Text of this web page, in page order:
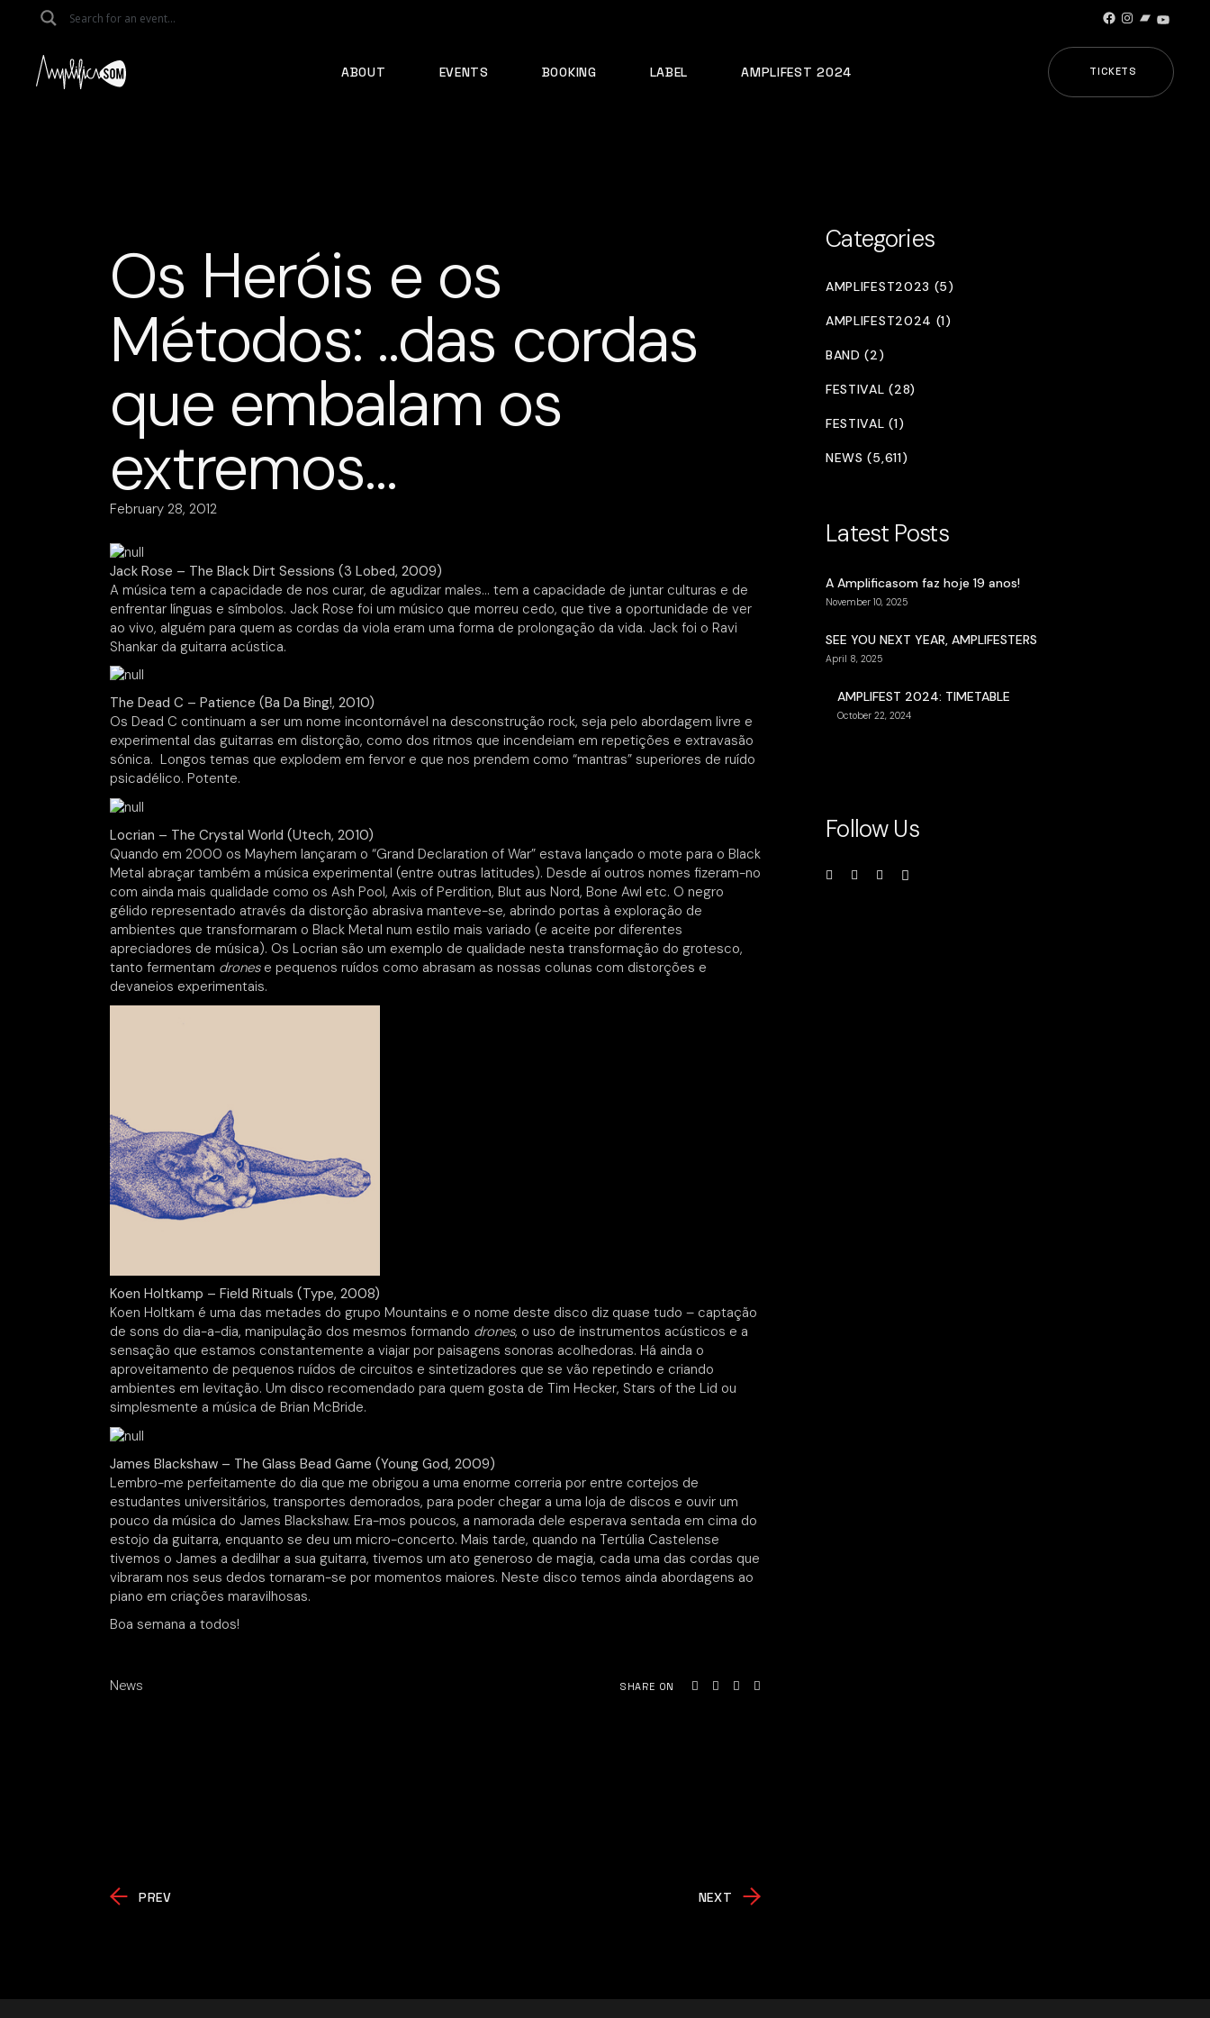
Facebook
Instagram
Bandcamp
ABOUT EVENTS BOOKING LABEL AMPLIFEST 2024 TICKETS
Os Heróis e os
Métodos: ..das cordas
que embalam os
extremos…
February 28, 2012
Jack Rose – The Black Dirt Sessions (3 Lobed, 2009)
A música tem a capacidade de nos curar, de agudizar males… tem a capacidade de juntar culturas e de
enfrentar línguas e símbolos. Jack Rose foi um músico que morreu cedo, que tive a oportunidade de ver
ao vivo, alguém para quem as cordas da viola eram uma forma de prolongação da vida. Jack foi o Ravi
Shankar da guitarra acústica.
The Dead C – Patience (Ba Da Bing!, 2010)
Os Dead C continuam a ser um nome incontornável na desconstrução rock, seja pelo abordagem livre e
experimental das guitarras em distorção, como dos ritmos que incendeiam em repetições e extravasão
sónica. Longos temas que explodem em fervor e que nos prendem como “mantras” superiores de ruído
psicadélico. Potente.
Locrian – The Crystal World (Utech, 2010)
Quando em 2000 os Mayhem lançaram o “Grand Declaration of War” estava lançado o mote para o Black
Metal abraçar também a música experimental (entre outras latitudes). Desde aí outros nomes fizeram-no
com ainda mais qualidade como os Ash Pool, Axis of Perdition, Blut aus Nord, Bone Awl etc. O negro
gélido representado através da distorção abrasiva manteve-se, abrindo portas à exploração de
ambientes que transformaram o Black Metal num estilo mais variado (e aceite por diferentes
apreciadores de música). Os Locrian são um exemplo de qualidade nesta transformação do grotesco,
tanto fermentam dronese pequenos ruídos como abrasam as nossas colunas com distorções e
devaneios experimentais.
Koen Holtkamp – Field Rituals (Type, 2008)
Koen Holtkam é uma das metades do grupo Mountains e o nome deste disco diz quase tudo – captação
de sons do dia-a-dia, manipulação dos mesmos formando drones, o uso de instrumentos acústicos e a
sensação que estamos constantemente a viajar por paisagens sonoras acolhedoras. Há ainda o
aproveitamento de pequenos ruídos de circuitos e sintetizadores que se vão repetindo e criando
ambientes em levitação. Um disco recomendado para quem gosta de Tim Hecker, Stars of the Lid ou
simplesmente a música de Brian McBride.
James Blackshaw – The Glass Bead Game (Young God, 2009)
Lembro-me perfeitamente do dia que me obrigou a uma enorme correria por entre cortejos de
estudantes universitários, transportes demorados, para poder chegar a uma loja de discos e ouvir um
pouco da música do James Blackshaw. Era-mos poucos, a namorada dele esperava sentada em cima do
estojo da guitarra, enquanto se deu um micro-concerto. Mais tarde, quando na Tertúlia Castelense
tivemos o James a dedilhar a sua guitarra, tivemos um ato generoso de magia, cada uma das cordas que
vibraram nos seus dedos tornaram-se por momentos maiores. Neste disco temos ainda abordagens ao
piano em criações maravilhosas.
Boa semana a todos!
News SHARE ON
PREV NEXT
Categories
AMPLIFEST2023 (5)
AMPLIFEST2024 (1)
BAND (2)
FESTIVAL (28)
FESTIVAL (1)
NEWS (5,611)
Latest Posts
A Amplificasom faz hoje 19 anos!
November 10, 2025
SEE YOU NEXT YEAR, AMPLIFESTERS
April 8, 2025
AMPLIFEST 2024: TIMETABLE
October 22, 2024
Follow Us